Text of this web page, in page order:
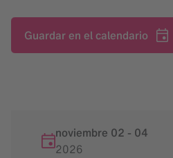
Guardar en el calendario
noviembre 02 - 04
2026